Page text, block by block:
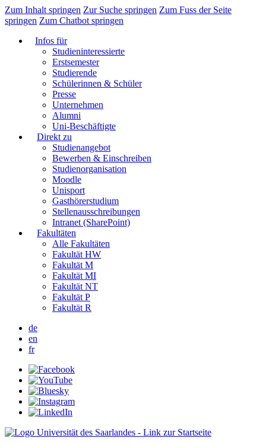
Zum Inhalt springen Zur Suche springen Zum Fuss der Seite
springen Zum Chatbot springen
Infos für
Studieninteressierte
Erstsemester
Studierende
Schülerinnen & Schüler
Presse
Unternehmen
Alumni
Uni-Beschäftigte
Direkt zu
Studienangebot
Bewerben & Einschreiben
Studienorganisation
Moodle
Unisport
Gasthörerstudium
Stellenausschreibungen
Intranet (SharePoint)
Fakultäten
Alle Fakultäten
Fakultät HW
Fakultät M
Fakultät MI
Fakultät NT
Fakultät P
Fakultät R
de
en
fr